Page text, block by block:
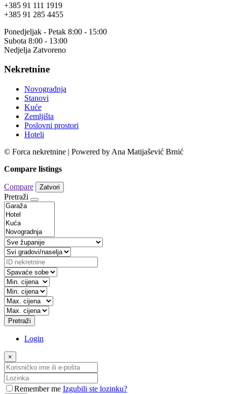
+385 91 111 1919
+385 91 285 4455
Ponedjeljak - Petak 8:00 - 15:00
Subota 8:00 - 13:00
Nedjelja Zatvoreno
Nekretnine
Novogradnja
Stanovi
Kuće
Zemljišta
Poslovni prostori
Hoteli
© Forca nekretnine | Powered by Ana Matijašević Brnić
Compare listings
Compare Zatvori
Pretraži
Pretraži
Login
×
Remember me Izgubili ste lozinku?